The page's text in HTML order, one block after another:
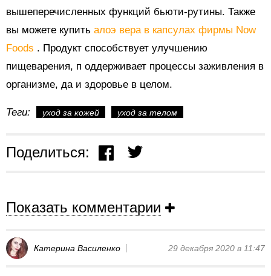
вышеперечисленных функций бьюти-рутины. Также
вы можете купить алоэ вера в капсулах фирмы Now
Foods . Продукт способствует улучшению
пищеварения, п оддерживает процессы заживления в
организме, да и здоровье в целом.
Теги: уход за кожей уход за телом
Поделиться:
Показать комментарии
Катерина Василенко 29 декабря 2020 в 11:47